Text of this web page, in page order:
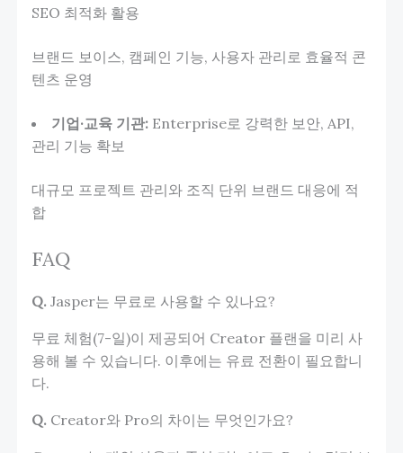
SEO 최적화 활용
브랜드 보이스, 캠페인 기능, 사용자 관리로 효율적 콘
텐츠 운영
기업·교육 기관:Enterprise로 강력한 보안, API,
관리 기능 확보
대규모 프로젝트 관리와 조직 단위 브랜드 대응에 적
합
FAQ
Q. Jasper는 무료로 사용할 수 있나요?
무료 체험(7-일)이 제공되어 Creator 플랜을 미리 사
용해 볼 수 있습니다. 이후에는 유료 전환이 필요합니
다.
Q. Creator와 Pro의 차이는 무엇인가요?